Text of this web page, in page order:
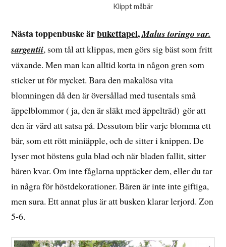
Klippt måbär
Nästa toppenbuske ärbukettapel,Malus toringo var.
sargentii, som tål att klippas, men görs sig bäst som fritt
växande. Men man kan alltid korta in någon gren som
sticker ut för mycket. Bara den makalösa vita
blomningen då den är översållad med tusentals små
äppelblommor ( ja, den är släkt med äppelträd) gör att
den är värd att satsa på. Dessutom blir varje blomma ett
bär, som ett rött miniäpple, och de sitter i knippen. De
lyser mot höstens gula blad och när bladen fallit, sitter
bären kvar. Om inte fåglarna upptäcker dem, eller du tar
in några för höstdekorationer. Bären är inte inte giftiga,
men sura. Ett annat plus är att busken klarar lerjord. Zon
5-6.